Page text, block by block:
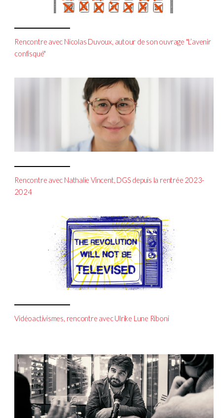
Rencontre avec Nicolas Duvoux, autour de son ouvrage "L’avenir
confisqué"
Rencontre avec Nathalie Vincent, DGS depuis la rentrée 2023-
2024
Vidéoactivismes, rencontre avec Ulrike Lune Riboni